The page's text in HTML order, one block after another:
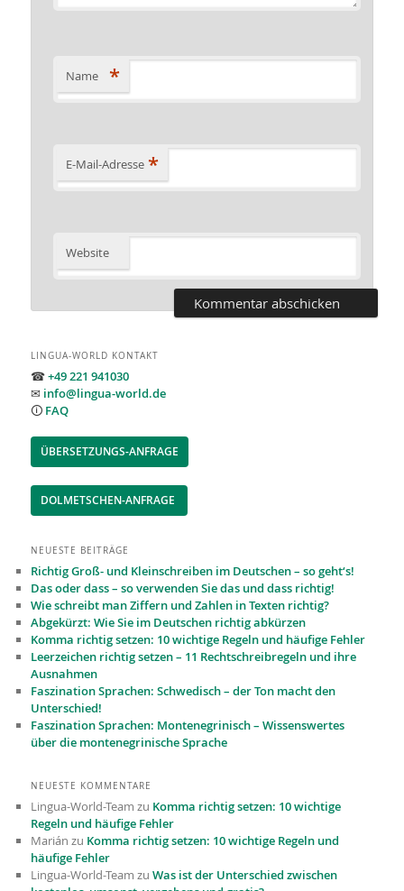
Name *
E-Mail-Adresse *
Website
LINGUA-WORLD KONTAKT
☎+49 221 941030
✉ info@lingua-world.de
🛈 FAQ
ÜBERSETZUNGS-ANFRAGE
DOLMETSCHEN-ANFRAGE
NEUESTE BEITRÄGE
Richtig Groß- und Kleinschreiben im Deutschen – so geht‘s!
Das oder dass – so verwenden Sie das und dass richtig!
Wie schreibt man Ziffern und Zahlen in Texten richtig?
Abgekürzt: Wie Sie im Deutschen richtig abkürzen
Komma richtig setzen: 10 wichtige Regeln und häufige Fehler
Leerzeichen richtig setzen – 11 Recht­schreibregeln und ihre
Ausnahmen
Faszination Sprachen: Schwedisch – der Ton macht den
Unterschied!
Faszination Sprachen: Montenegrinisch – Wissenswertes
über die montenegrinische Sprache
NEUESTE KOMMENTARE
Lingua-World-Team zu Komma richtig setzen: 10 wichtige
Regeln und häufige Fehler
Marián zu Komma richtig setzen: 10 wichtige Regeln und
häufige Fehler
Lingua-World-Team zuWas ist der Unterschied zwischen